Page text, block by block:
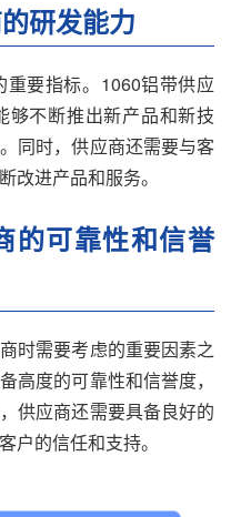
研发能力
要指标。1060铝带供应
够不断推出新产品和新技
同时，供应商还需要与客
改进产品和服务。
的可靠性和信誉
时需要考虑的重要因素之
高度的可靠性和信誉度，
供应商还需要具备良好的
户的信任和支持。